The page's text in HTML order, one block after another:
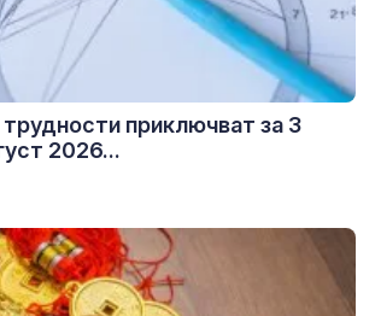
приключват за 3
2026...